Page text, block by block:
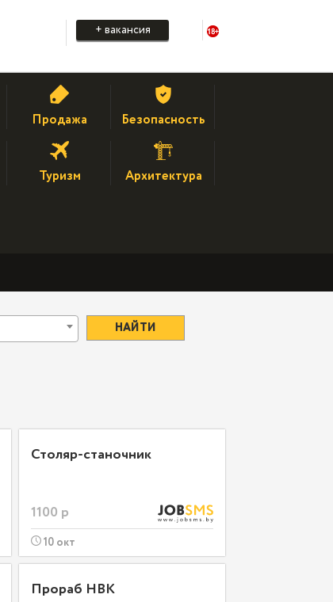
+ вакансия
Продажа Безопасность
Туризм Архитектура
Столяр-станочник
1100 р
10 окт
Прораб НВК